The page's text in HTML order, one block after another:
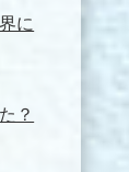
に
？